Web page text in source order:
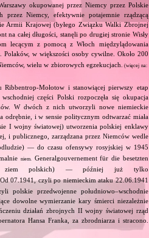
okupowanej przez Niemcy przez Polskie
Niemcy, efektywnie potajemnie rządzącą
Armii Krajowej (byłego Związku Walki Zbrojnej
całej długości, stanęli po drugiej stronie Wisły
lecącym z pomocą z Włoch międzylądowania
Polaków, w większości osoby cywilne. Około 200
wielu w zbiorowych egzekucjach.
(więcej na:
i stanowiącej pierwszy etap
części Polski rozpoczęła się okupacja
W dwóch z nich utworzyli nowe niemieckie
i w sensie politycznym odtwarzać miała
I wojny światowej) utworzenia polskiej enklawy
i publicznego, zarządzana przez Niemców wedle
— do czasu ofensywy rosyjskiej w 1945
niem.
Generalgouvernement für die besetzten
ziem polskich) — później już tylko
07.1941, czyli po niemieckim ataku 22.06.1941
polskie przedwojenne południowo–wschodnie
dowolne wymierzanie kary śmierci niezależnie
działań zbrojnych II wojny światowej rząd
Hansa Franka, za zbrodniarza i stracono.